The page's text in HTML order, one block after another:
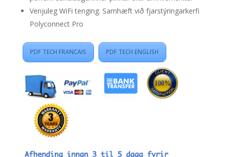
Venjuleg WiFi tenging. Samhæft við fjarstýringarkerfi
Polyconnect Pro
PDF TECH FRANCAIS PDF TECH ENGLISH